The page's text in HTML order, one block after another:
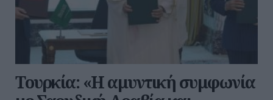
Τουρκία: «Η αμυντική συμφωνία